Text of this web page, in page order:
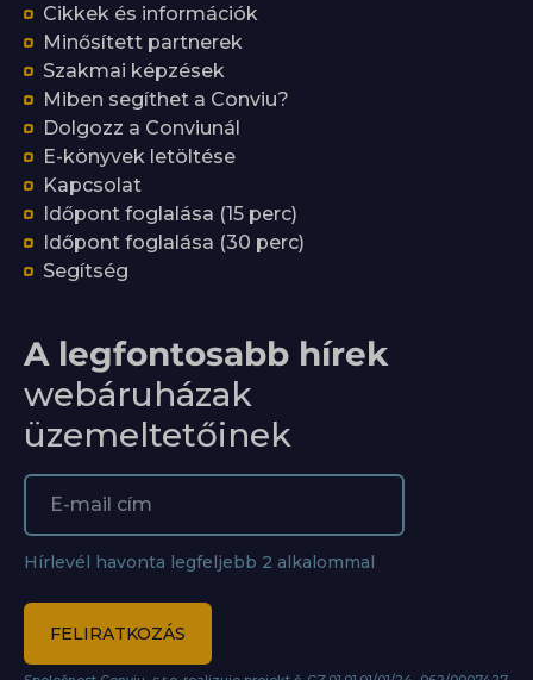
Cikkek és információk
Minősített partnerek
Szakmai képzések
Miben segíthet a Conviu?
Dolgozz a Conviunál
E-könyvek letöltése
Kapcsolat
Időpont foglalása (15 perc)
Időpont foglalása (30 perc)
Segítség
A legfontosabb hírek
webáruházak
üzemeltetőinek
Hírlevél havonta legfeljebb 2 alkalommal
FELIRATKOZÁS